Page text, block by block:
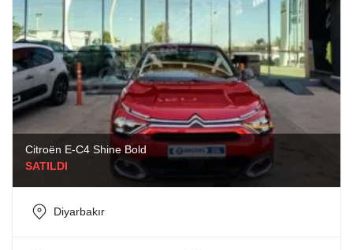
Citroën E-C4 Shine Bold
SATILDI
Diyarbakır